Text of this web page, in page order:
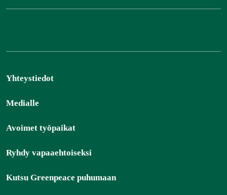
Yhteystiedot
Medialle
Avoimet työpaikat
Ryhdy vapaaehtoiseksi
Kutsu Greenpeace puhumaan